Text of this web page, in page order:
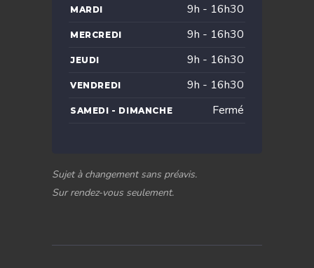
MARDI 9h - 16h30
MERCREDI 9h - 16h30
JEUDI 9h - 16h30
VENDREDI 9h - 16h30
SAMEDI - DIMANCHE Fermé
Sujet à changement sans préavis.
Sur rendez-vous seulement.